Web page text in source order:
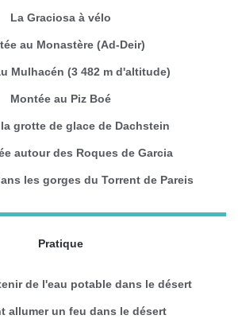
La Graciosa à vélo
au Monastère (Ad-Deir)
Mulhacén (3 482 m d'altitude)
Montée au Piz Boé
grotte de glace de Dachstein
autour des Roques de Garcia
les gorges du Torrent de Pareis
Pratique
de l'eau potable dans le désert
allumer un feu dans le désert